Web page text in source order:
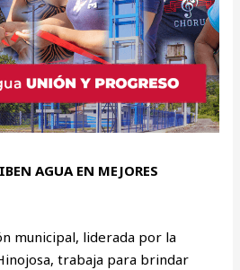
AGUA EN MEJORES
municipal, liderada por la
trabaja para brindar